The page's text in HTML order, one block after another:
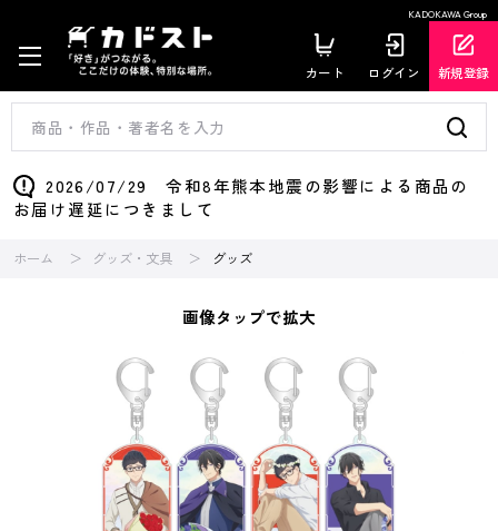
KADOKAWA Group
カート ログイン 新規登録
2026/07/29 令和8年熊本地震の影響による商品の
お届け遅延につきまして
ホーム グッズ・文具 グッズ
画像タップで拡大